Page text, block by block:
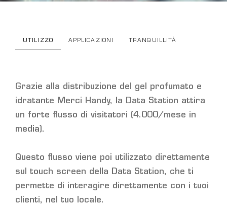
UTILIZZO APPLICAZIONI TRANQUILLITÀ
Grazie alla distribuzione del gel profumato e
idratante Merci Handy, la Data Station attira
un forte flusso di visitatori (4.000/mese in
media).
Questo flusso viene poi utilizzato direttamente
sul touch screen della Data Station, che ti
permette di interagire direttamente con i tuoi
clienti, nel tuo locale.